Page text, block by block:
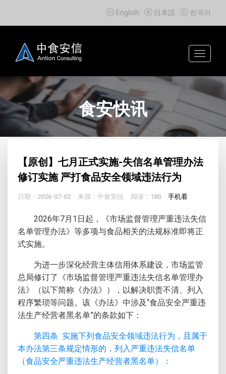
 English  日本語  한국어
Toggle
食安快讯
【原创】七月正式实施-失信名单管理办法
修订实施 严打食品安全领域违法行为
日期：2026-07-02 来源：中食安信 阅读：180 手机看
2026年7月1日起，《市场监督管理严重违法失信
名单管理办法》等多项与食品相关的法规标准即将正
式实施。
为进一步深化经营主体信用体系建设，市场监管
总局修订了《市场监督管理严重违法失信名单管理办
法》（以下简称《办法》），以解决职责不清、列入
程序繁琐等问题。该《办法》中涉及“食品安全严重违
法生产经营者黑名单”的条款如下：
第四条 实施下列食品安全领域违法行为，且属于
本办法第三条规定情形的，列入严重违法失信名单
（食品安全严重违法生产经营者黑名单）：